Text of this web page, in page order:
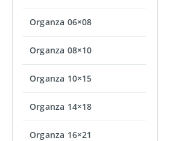
Organza 06×08
Organza 08×10
Organza 10×15
Organza 14×18
Organza 16×21